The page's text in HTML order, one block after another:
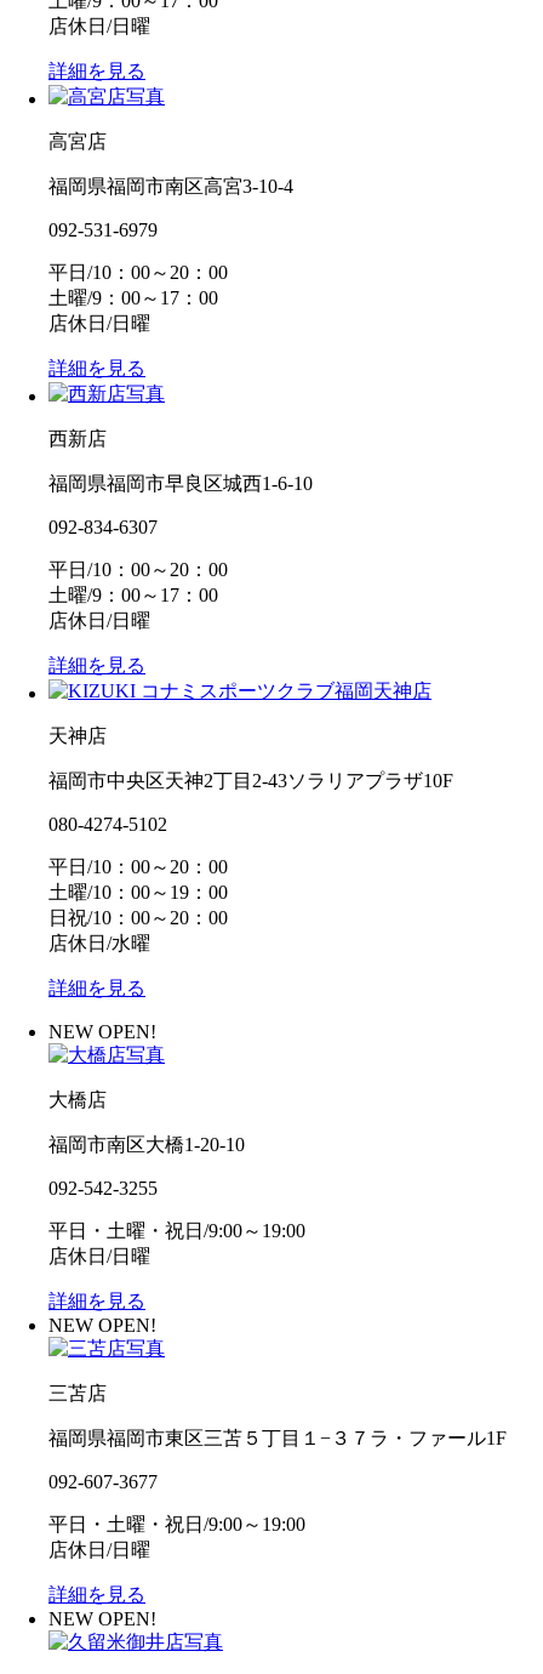
店休日/日曜
詳細を見る
高宮店
福岡県福岡市南区高宮3-10-4
092-531-6979
平日/10：00～20：00
土曜/9：00～17：00
店休日/日曜
詳細を見る
西新店
福岡県福岡市早良区城西1-6-10
092-834-6307
平日/10：00～20：00
土曜/9：00～17：00
店休日/日曜
詳細を見る
天神店
福岡市中央区天神2丁目2-43ソラリアプラザ10F
080-4274-5102
平日/10：00～20：00
土曜/10：00～19：00
日祝/10：00～20：00
店休日/水曜
詳細を見る
NEW OPEN!
大橋店
福岡市南区大橋1-20-10
092-542-3255
平日・土曜・祝日/9:00～19:00
店休日/日曜
詳細を見る
NEW OPEN!
三苫店
福岡県福岡市東区三苫５丁目１−３７ラ・ファール1F
092-607-3677
平日・土曜・祝日/9:00～19:00
店休日/日曜
詳細を見る
NEW OPEN!